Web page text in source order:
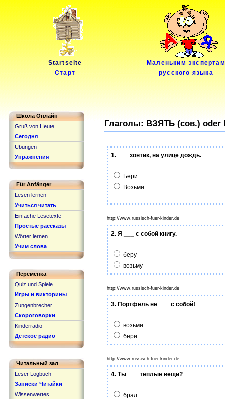
Startseite
Старт
Маленьким экспертам
русского языка
Глаголы: ВЗЯТЬ (сов.) oder
1. ___ зонтик, на улице дождь.
Бери
Возьми
http://www.russisch-fuer-kinder.de
2. Я ___ с собой книгу.
беру
возьму
http://www.russisch-fuer-kinder.de
3. Портфель не ___ с собой!
возьми
бери
http://www.russisch-fuer-kinder.de
4. Ты ___ тёплые вещи?
брал
Школа Онлайн
Gruß von Heute
Сегодня
Übungen
Упражнения
Für Anfänger
Lesen lernen
Учиться читать
Einfache Lesetexte
Простые рассказы
Wörter lernen
Учим слова
Переменка
Quiz und Spiele
Игры и викторины
Zungenbrecher
Скороговорки
Kinderradio
Детское радио
Читальный зал
Leser Logbuch
Записки Читайки
Wissenwertes